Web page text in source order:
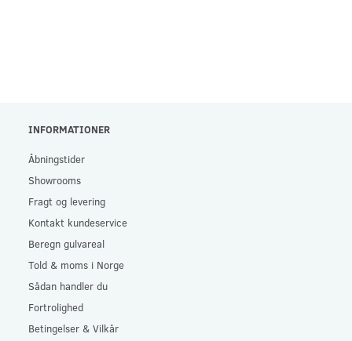
INFORMATIONER
Åbningstider
Showrooms
Fragt og levering
Kontakt kundeservice
Beregn gulvareal
Told & moms i Norge
Sådan handler du
Fortrolighed
Betingelser & Vilkår